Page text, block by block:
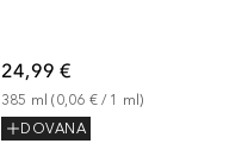
24,99 €
385 ml (0,06 € / 1 ml)
DOVANA